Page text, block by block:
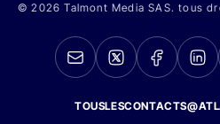
© 2026 Talmont Media SAS. tous